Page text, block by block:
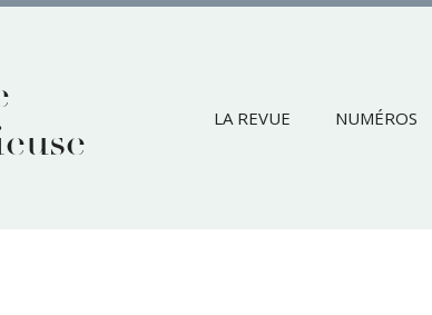
LA REVUE NUMÉROS